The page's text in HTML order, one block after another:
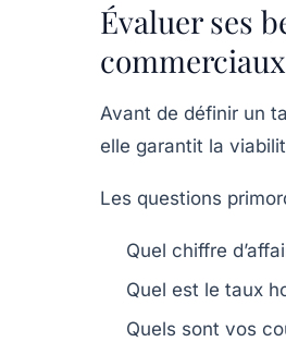
Évaluer ses
commerciaux
Avant de définir un
elle garantit la
Les questions
Quel chiffre
Quel est le taux
Quels sont vos